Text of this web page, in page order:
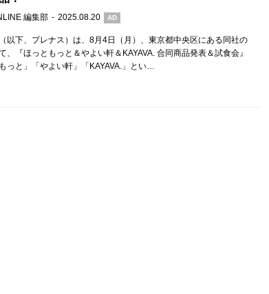
編集部 2025.08.20 AD
以下、プレナス）は、8月4日（月）、東京都中央区にある同社の
、『ほっともっと＆やよい軒＆KAYAVA. 合同商品発表＆試食会』
っと」「やよい軒」「KAYAVA.」とい…